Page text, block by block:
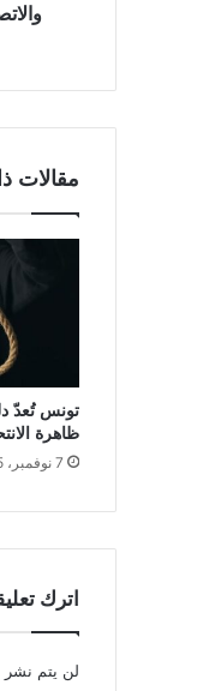
مقالات
تونس تُعدّ
ظاهرة
7 نوفمبر، 2025
اترك
لن يتم نشر